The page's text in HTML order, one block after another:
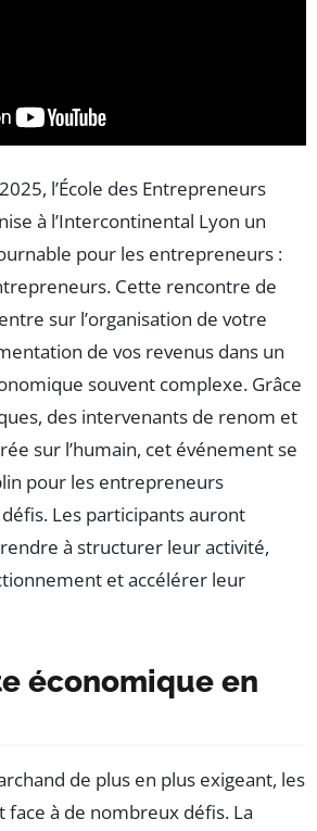
l’École des Entrepreneurs
à l’Intercontinental Lyon un
pour les entrepreneurs :
Cette rencontre de
sur l’organisation de votre
de vos revenus dans un
souvent complexe. Grâce
des intervenants de renom et
sur l’humain, cet événement se
pour les entrepreneurs
Les participants auront
à structurer leur activité,
et accélérer leur
économique en
de plus en plus exigeant, les
à de nombreux défis. La